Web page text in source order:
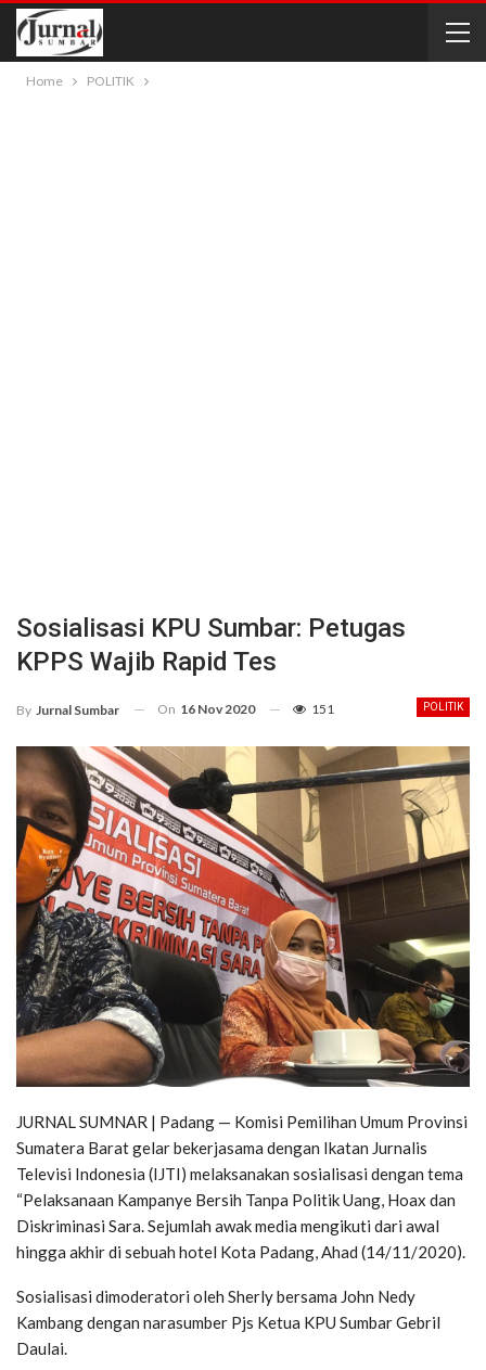
Home POLITIK
Sosialisasi KPU Sumbar: Petugas
KPPS Wajib Rapid Tes
POLITIK
By Jurnal Sumbar On 16 Nov 2020 151
JURNAL SUMNAR | Padang — Komisi Pemilihan Umum Provinsi
Sumatera Barat gelar bekerjasama dengan Ikatan Jurnalis
Televisi Indonesia (IJTI) melaksanakan sosialisasi dengan tema
“Pelaksanaan Kampanye Bersih Tanpa Politik Uang, Hoax dan
Diskriminasi Sara. Sejumlah awak media mengikuti dari awal
hingga akhir di sebuah hotel Kota Padang, Ahad (14/11/2020).
Sosialisasi dimoderatori oleh Sherly bersama John Nedy
Kambang dengan narasumber Pjs Ketua KPU Sumbar Gebril
Daulai.